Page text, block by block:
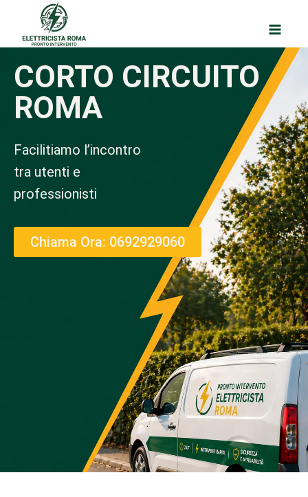
CORTO CIRCUITO
ROMA
Facilitiamo l’incontro
tra utenti e
professionisti
Chiama Ora: 0692929060